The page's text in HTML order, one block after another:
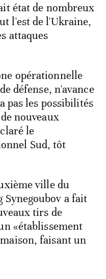
état de nombreux
l'est de l'Ukraine,
attaques
opérationnelle
défense, n'avance
pas les possibilités
nouveaux
le
Sud, tôt
ville du
Synegoubov a fait
tirs de
«établissement
faisant un